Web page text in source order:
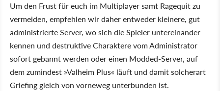
Um den Frust für euch im Multiplayer samt Ragequit zu
vermeiden, empfehlen wir daher entweder kleinere, gut
administrierte Server, wo sich die Spieler untereinander
kennen und destruktive Charaktere vom Administrator
sofort gebannt werden oder einen Modded-Server, auf
dem zumindest »Valheim Plus« läuft und damit solcherart
Griefing gleich von vorneweg unterbunden ist.